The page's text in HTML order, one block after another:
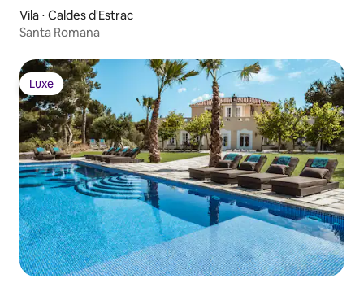
Vila ⋅ Caldes d'Estrac
Santa Romana
Luxe
Luxe